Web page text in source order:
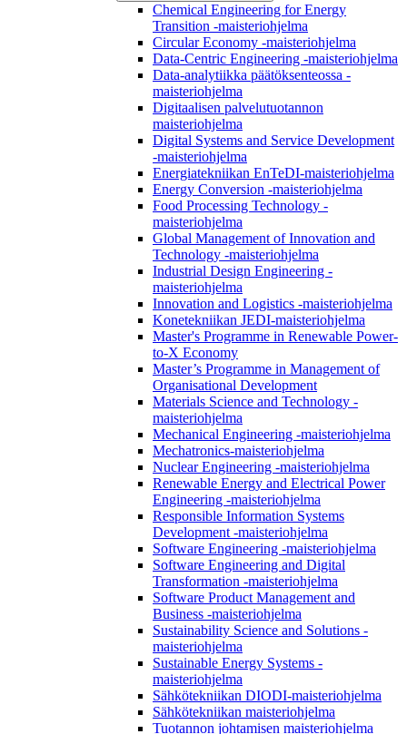
Chemical Engineering for Energy
Transition -maisteriohjelma
Circular Economy -maisteriohjelma
Data-Centric Engineering -maisteriohjelma
Data-analytiikka päätöksenteossa -
maisteriohjelma
Digitaalisen palvelutuotannon
maisteriohjelma
Digital Systems and Service Development
-maisteriohjelma
Energiatekniikan EnTeDI-maisteriohjelma
Energy Conversion -maisteriohjelma
Food Processing Technology -
maisteriohjelma
Global Management of Innovation and
Technology -maisteriohjelma
Industrial Design Engineering -
maisteriohjelma
Innovation and Logistics -maisteriohjelma
Konetekniikan JEDI-maisteriohjelma
Master's Programme in Renewable Power-
to-X Economy
Master’s Programme in Management of
Organisational Development
Materials Science and Technology -
maisteriohjelma
Mechanical Engineering -maisteriohjelma
Mechatronics-maisteriohjelma
Nuclear Engineering -maisteriohjelma
Renewable Energy and Electrical Power
Engineering -maisteriohjelma
Responsible Information Systems
Development -maisteriohjelma
Software Engineering -maisteriohjelma
Software Engineering and Digital
Transformation -maisteriohjelma
Software Product Management and
Business -maisteriohjelma
Sustainability Science and Solutions -
maisteriohjelma
Sustainable Energy Systems -
maisteriohjelma
Sähkötekniikan DIODI-maisteriohjelma
Sähkötekniikan maisteriohjelma
Tuotannon johtamisen maisteriohjelma